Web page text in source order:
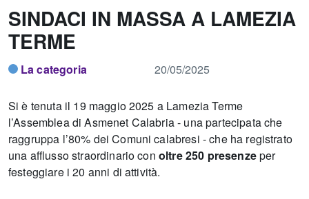
SINDACI IN MASSA A LAMEZIA
TERME
La categoria 20/05/2025
Si è tenuta il 19 maggio 2025 a Lamezia Terme
l’Assemblea di Asmenet Calabria - una partecipata che
raggruppa l’80% dei Comuni calabresi - che ha registrato
una afflusso straordinario con oltre 250 presenzeper
festeggiare i 20 anni di attività.